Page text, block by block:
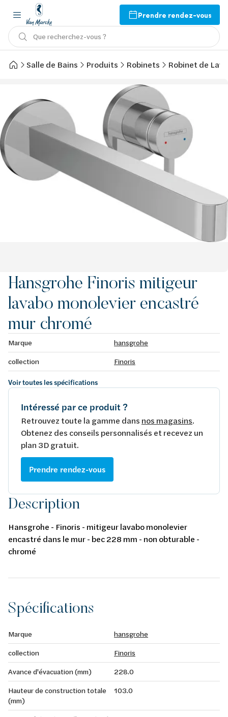
Prendre rendez-vous
Que recherchez-vous ?
Salle de Bains Produits Robinets Robinet de
Hansgrohe Finoris mitigeur
lavabo monolevier encastré
mur chromé
Marque
hansgrohe
collection
Finoris
Voir toutes les spécifications
Intéressé par ce produit ?
Retrouvez toute la gamme dans nos magasins.
Obtenez des conseils personnalisés et recevez un
plan 3D gratuit.
Prendre rendez-vous
Description
Hansgrohe - Finoris - mitigeur lavabo monolevier
encastré dans le mur - bec 228 mm - non obturable -
chromé
Spécifications
Marque
hansgrohe
collection
Finoris
Avance d'évacuation (mm)
228.0
Hauteur de construction totale
(mm)
103.0